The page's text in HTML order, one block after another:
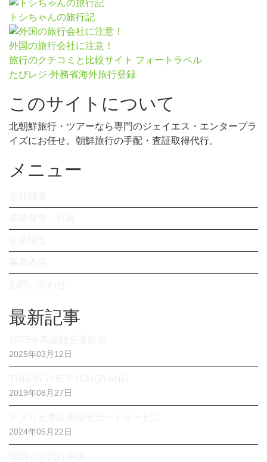
トシちゃんの旅行記
外国の旅行会社に注意！
旅行のクチコミと比較サイト フォートラベル
たびレジ-外務省海外旅行登録
このサイトについて
北朝鮮旅行・ツアーなら専門のジェイエス・エンタープラ
イズにお任せ。朝鮮旅行の手配・査証取得代行。
メニュー
最新記事
2025年03月12日
2019年08月27日
2024年05月22日